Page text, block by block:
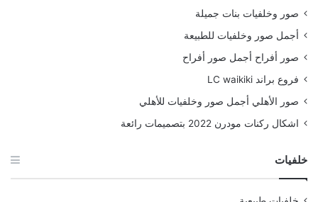
صور وخلفيات بنات جميلة
أجمل صور وخلفيات للطبيعة
صور أفراح أجمل صور أفراح
فروع براند LC waikiki
صور الأهلي أجمل صور وخلفيات للأهلي
اشكال ركنات مودرن 2022 بتصميمات رائعة
خلفيات